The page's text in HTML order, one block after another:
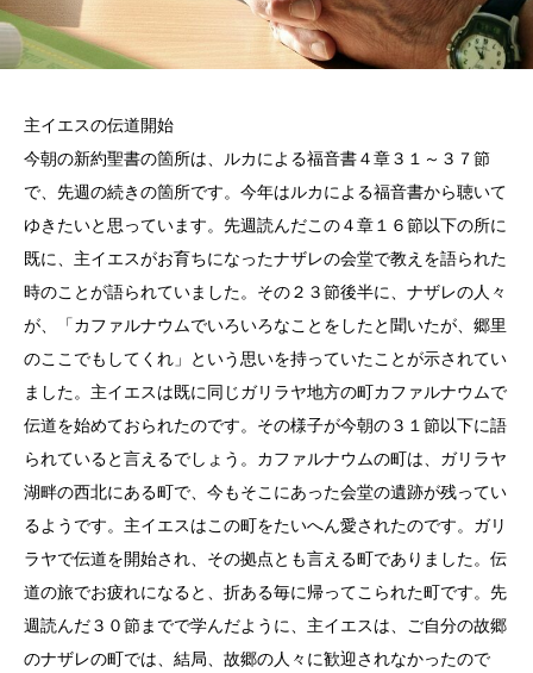
主イエスの伝道開始
今朝の新約聖書の箇所は、ルカによる福音書４章３１～３７節
で、先週の続きの箇所です。今年はルカによる福音書から聴いて
ゆきたいと思っています。先週読んだこの４章１６節以下の所に
既に、主イエスがお育ちになったナザレの会堂で教えを語られた
時のことが語られていました。その２３節後半に、ナザレの人々
が、「カファルナウムでいろいろなことをしたと聞いたが、郷里
のここでもしてくれ」という思いを持っていたことが示されてい
ました。主イエスは既に同じガリラヤ地方の町カファルナウムで
伝道を始めておられたのです。その様子が今朝の３１節以下に語
られていると言えるでしょう。カファルナウムの町は、ガリラヤ
湖畔の西北にある町で、今もそこにあった会堂の遺跡が残ってい
るようです。主イエスはこの町をたいへん愛されたのです。ガリ
ラヤで伝道を開始され、その拠点とも言える町でありました。伝
道の旅でお疲れになると、折ある毎に帰ってこられた町です。先
週読んだ３０節までで学んだように、主イエスは、ご自分の故郷
のナザレの町では、結局、故郷の人々に歓迎されなかったので